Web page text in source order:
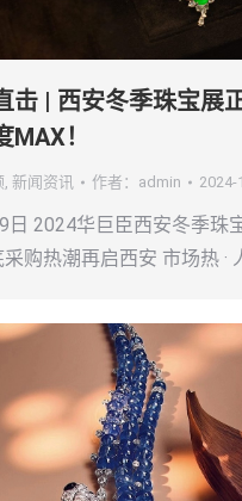
击 | 西安冬季珠宝展
MAX！
, 新闻资讯 作者： admin 2024-
日 2024华巨臣西安冬季珠
购热潮再启西安 市场热 ·